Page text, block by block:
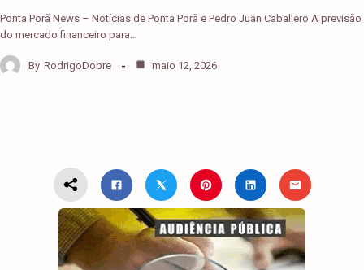
Ponta Porã News – Notícias de Ponta Porã e Pedro Juan Caballero A previsão
do mercado financeiro para…
By RodrigoDobre maio 12, 2026